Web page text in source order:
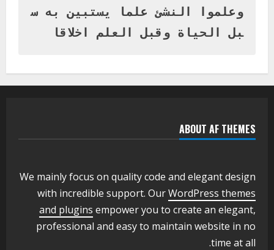
بنات بمحلية ود مدني الكبرى
أغسطس 3, 2026
يعلن تخفيض الرسوم الدراسية لهذا العام
بنسبة15%
3
وزير التربية والتعليم بالولاية يدشن ورشة
أغسطس 3, 2026
اخر الاخبار الاخبار
مدير إدارة الجودة و التطوير الإداري
بوزارة التربية تشارك الملتقي التنسيقي
وعلموا النشئ علما يستبين به س
بل الحياة وقبل العلم اخلاقا
ABOUT AF THEMES
We mainly focus on quality code and elegant design
with incredible support. OurWordPress themes
and plugins empower you to create an elegant,
professional and easy to maintain website in no
time at all.